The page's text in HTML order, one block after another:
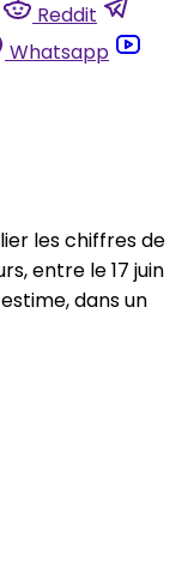
Reddit
Whatsapp
les chiffres de
entre le 17 juin
dans un